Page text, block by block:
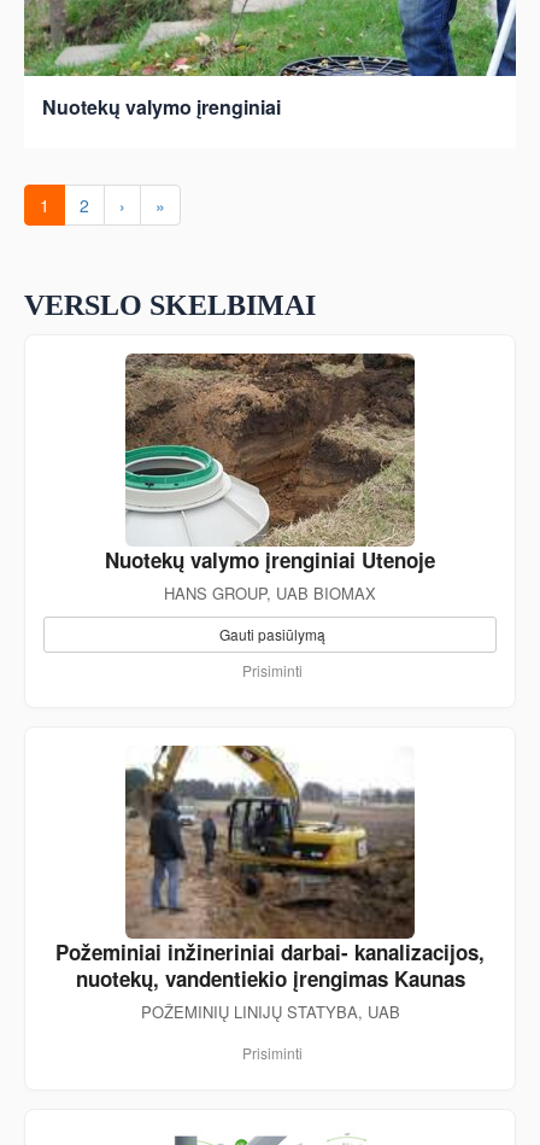
Nuotekų valymo įrenginiai
1 2 › »
VERSLO SKELBIMAI
Nuotekų valymo įrenginiai Utenoje
HANS GROUP, UAB BIOMAX
Gauti pasiūlymą
Prisiminti
Požeminiai inžineriniai darbai- kanalizacijos,
nuotekų, vandentiekio įrengimas Kaunas
POŽEMINIŲ LINIJŲ STATYBA, UAB
Prisiminti